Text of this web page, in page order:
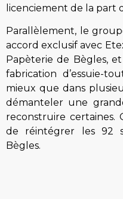
licenciement de la part
Parallèlement, le
accord exclusif avec
Papèterie de Bègles,
fabrication d’essuie-
mieux que dans
démanteler une
reconstruire certaines.
de réintégrer les 92
Bègles.